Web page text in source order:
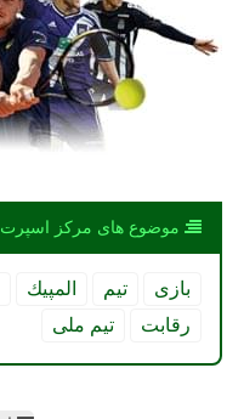
موضوع های مركز اسپرت
بازی تیم المپیك
رقابت
تیم ملی